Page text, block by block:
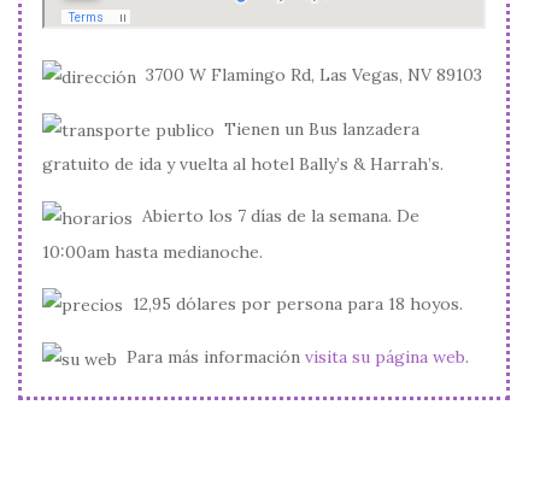
3700 W Flamingo Rd, Las Vegas, NV 89103
Tienen un Bus lanzadera
gratuito de ida y vuelta al hotel Bally’s & Harrah’s.
Abierto los 7 días de la semana. De
10:00am hasta medianoche.
12,95 dólares por persona para 18 hoyos.
Para más información visita su página web.